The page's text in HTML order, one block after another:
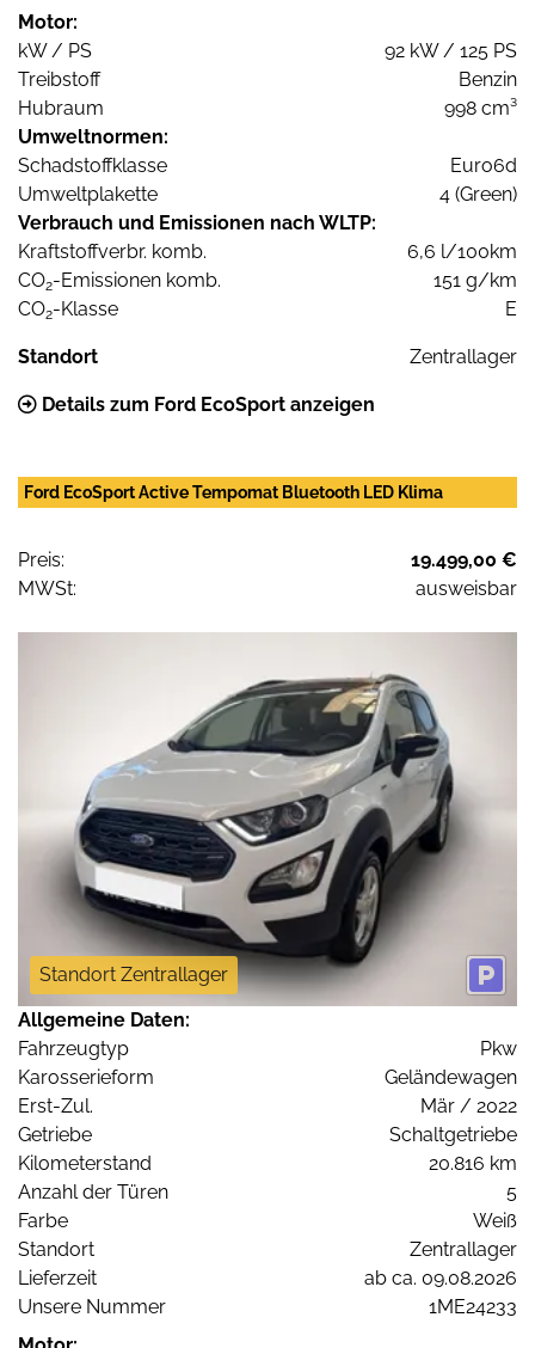
Motor:
kW / PS
92 kW / 125 PS
Treibstoff
Benzin
Hubraum
998 cm³
Umweltnormen:
Schadstoffklasse
Euro6d
Umweltplakette
4 (Green)
Verbrauch und Emissionen nach WLTP:
Kraftstoffverbr. komb.
6,6 l/100km
CO2-Emissionen komb.
151 g/km
CO2-Klasse E
Standort Zentrallager
Details zum Ford EcoSport anzeigen
Ford EcoSport Active Tempomat Bluetooth LED Klima
Preis:
19.499,00 €
MWSt:
ausweisbar
Standort Zentrallager
Allgemeine Daten:
Fahrzeugtyp
Pkw
Karosserieform
Geländewagen
Erst-Zul.
Mär / 2022
Getriebe
Schaltgetriebe
Kilometerstand
20.816 km
Anzahl der Türen
5
Farbe
Weiß
Standort
Zentrallager
Lieferzeit
ab ca. 09.08.2026
Unsere Nummer
1ME24233